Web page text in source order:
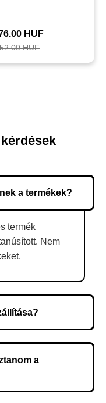
HUF
HUF
a termékek?
termék
Nem
címtől.
a